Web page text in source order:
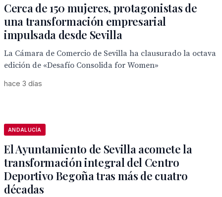
Cerca de 150 mujeres, protagonistas de
una transformación empresarial
impulsada desde Sevilla
La Cámara de Comercio de Sevilla ha clausurado la octava
edición de «Desafío Consolida for Women»
hace 3 días
ANDALUCÍA
El Ayuntamiento de Sevilla acomete la
transformación integral del Centro
Deportivo Begoña tras más de cuatro
décadas